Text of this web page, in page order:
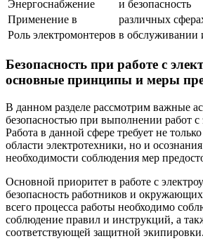
Энергоснабжение
и безопасность
Применение в
различных
Роль электромонтеров в обслуживании
Безопасность при работе с
основные принципы и меры
В данном разделе рассмотрим важные
безопасностью при выполнении работ с
Работа в данной сфере требует не
области электротехники, но и
необходимости соблюдения мер
Основной приоритет в работе с
безопасность работников и
всего процесса работы необходимо
соблюдение правил и инструкций, а
соответствующей защитной экипировки.